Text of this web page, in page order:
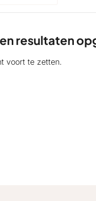
resultaten
voort te zetten.